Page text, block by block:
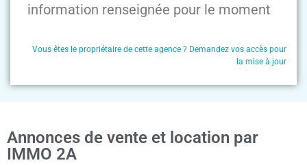
information renseignée pour le moment
Vous êtes le propriétaire de cette agence ? Demandez vos accès pour
la mise à jour
Annonces de vente et location par
IMMO 2A